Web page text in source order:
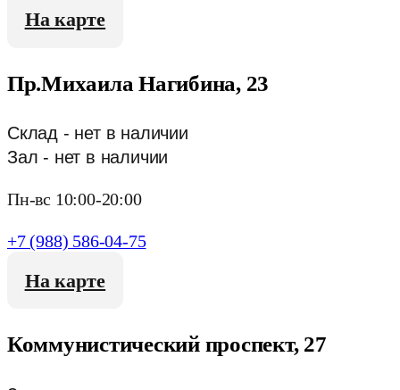
На карте
Пр.Михаила Нагибина, 23
Склад - нет в наличии
Зал - нет в наличии
Пн-вс 10:00-20:00
+7 (988) 586-04-75
На карте
Коммунистический проспект, 27